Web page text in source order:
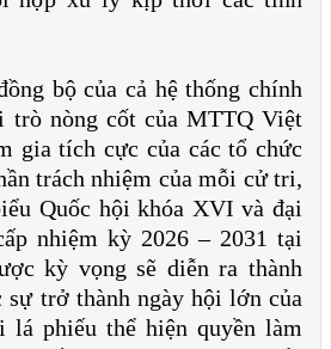
bộ của cả hệ thống chính
trò nòng cốt của MTTQ Việt
gia tích cực của các tổ chức
trách nhiệm của mỗi cử tri,
Quốc hội khóa XVI và đại
nhiệm kỳ 2026 – 2031 tại
kỳ vọng sẽ diễn ra thành
sự trở thành ngày hội lớn của
lá phiếu thể hiện quyền làm